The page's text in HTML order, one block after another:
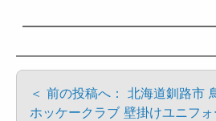
＜ 前の投稿へ： 北海道釧路市
ホッケークラブ 壁掛けユニフ